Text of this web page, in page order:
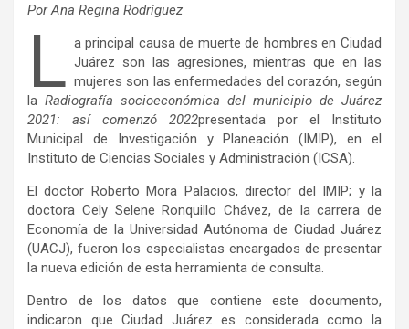
Por Ana Regina Rodríguez
L a principal causa de muerte de hombres en Ciudad
Juárez son las agresiones, mientras que en las
mujeres son las enfermedades del corazón, según
la Radiografía socioeconómica del municipio de Juárez
2021: así comenzó 2022presentada por el Instituto
Municipal de Investigación y Planeación (IMIP), en el
Instituto de Ciencias Sociales y Administración (ICSA).
El doctor Roberto Mora Palacios, director del IMIP; y la
doctora Cely Selene Ronquillo Chávez, de la carrera de
Economía de la Universidad Autónoma de Ciudad Juárez
(UACJ), fueron los especialistas encargados de presentar
la nueva edición de esta herramienta de consulta.
Dentro de los datos que contiene este documento,
indicaron que Ciudad Juárez es considerada como la